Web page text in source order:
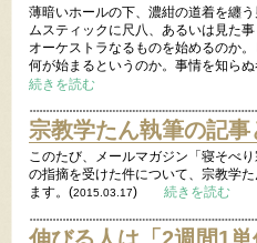
薄暗いホールの下、濃紺の道着を纏
ムスティックに尺八、あるいは見た
オーケストラなるものを始めるのか
何が始まるというのか。事情を知ら
続きを読む
宗教学たん執筆の記
このたび、メールマガジン「寝そべ
の指摘を受けた件について、宗教学
ます。(2015.03.17) 続きを読む